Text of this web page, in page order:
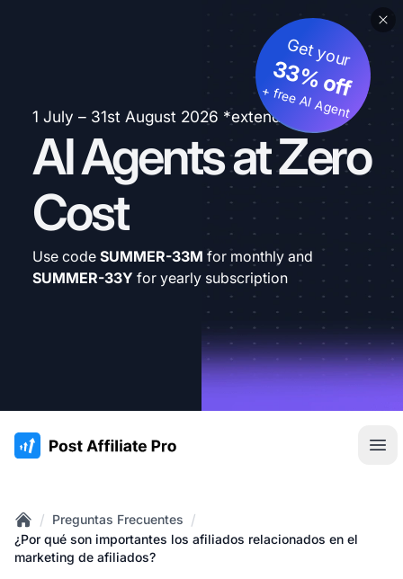
1 July – 31st August 2026 *extended
AI Agents at Zero
Cost
Get your
33% off
+ free AI Agent
Use code SUMMER-33M for monthly and
SUMMER-33Y for yearly subscription
:site.title
Home
/ Preguntas Frecuentes /
¿Por qué son importantes los afiliados relacionados en el
marketing de afiliados?